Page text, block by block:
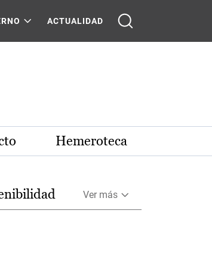
ACTUALIDAD
Hemeroteca
Ver más